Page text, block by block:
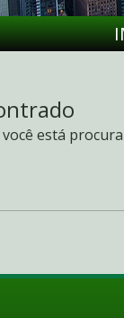
está